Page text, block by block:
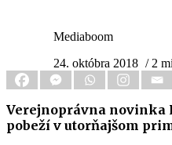
Mediaboom
24. októbra 2018 / 2
Verejnoprávna novinka
pobeží v utorňajšom